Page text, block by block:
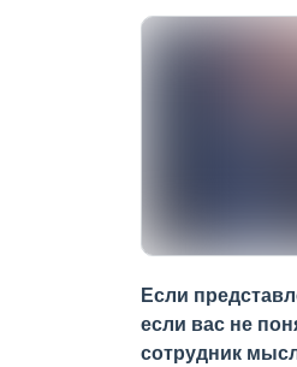
Если
если вас не
сотрудник